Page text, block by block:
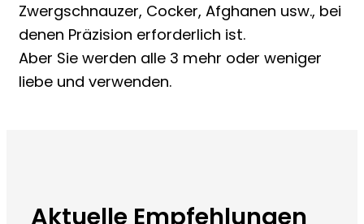
Zwergschnauzer, Cocker, Afghanen usw., bei
denen Präzision erforderlich ist.
Aber Sie werden alle 3 mehr oder weniger
liebe und verwenden.
Aktuelle Empfehlungen